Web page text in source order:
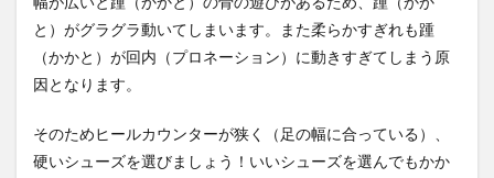
と）がグラグラ動いてしまいます。また柔らかすぎれも踵
（かかと）が回内（プロネーション）に動きすぎてしまう原
因となります。
そのためヒールカウンターが狭く（足の幅に合っている）、
硬いシューズを選びましょう！ いいシューズを選んでもかか